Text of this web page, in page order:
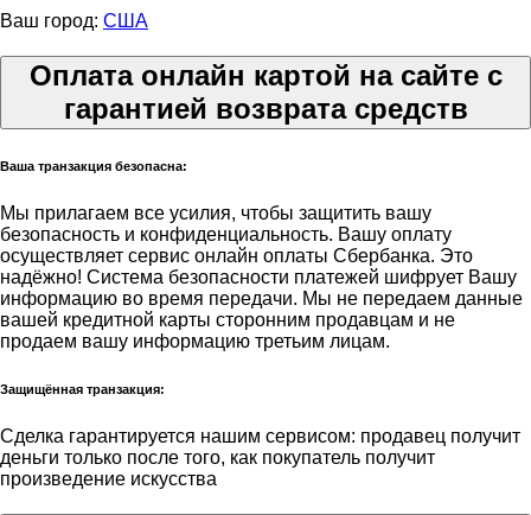
Ваш город: США
Оплата онлайн картой на сайте с
гарантией возврата средств
Ваша транзакция безопасна:
Мы прилагаем все усилия, чтобы защитить вашу
безопасность и конфиденциальность. Вашу оплату
осуществляет сервис онлайн оплаты Сбербанка. Это
надёжно! Система безопасности платежей шифрует Вашу
информацию во время передачи. Мы не передаем данные
вашей кредитной карты сторонним продавцам и не
продаем вашу информацию третьим лицам.
Защищённая транзакция:
Сделка гарантируется нашим сервисом: продавец получит
деньги только после того, как покупатель получит
произведение искусства